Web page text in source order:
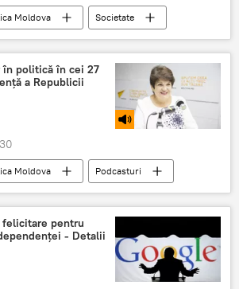
Moldova
Societate
Accidente
politică în cei 27
a Republicii
Moldova
Podcasturi
Moldova
politica
Politică
pentru
- Detalii